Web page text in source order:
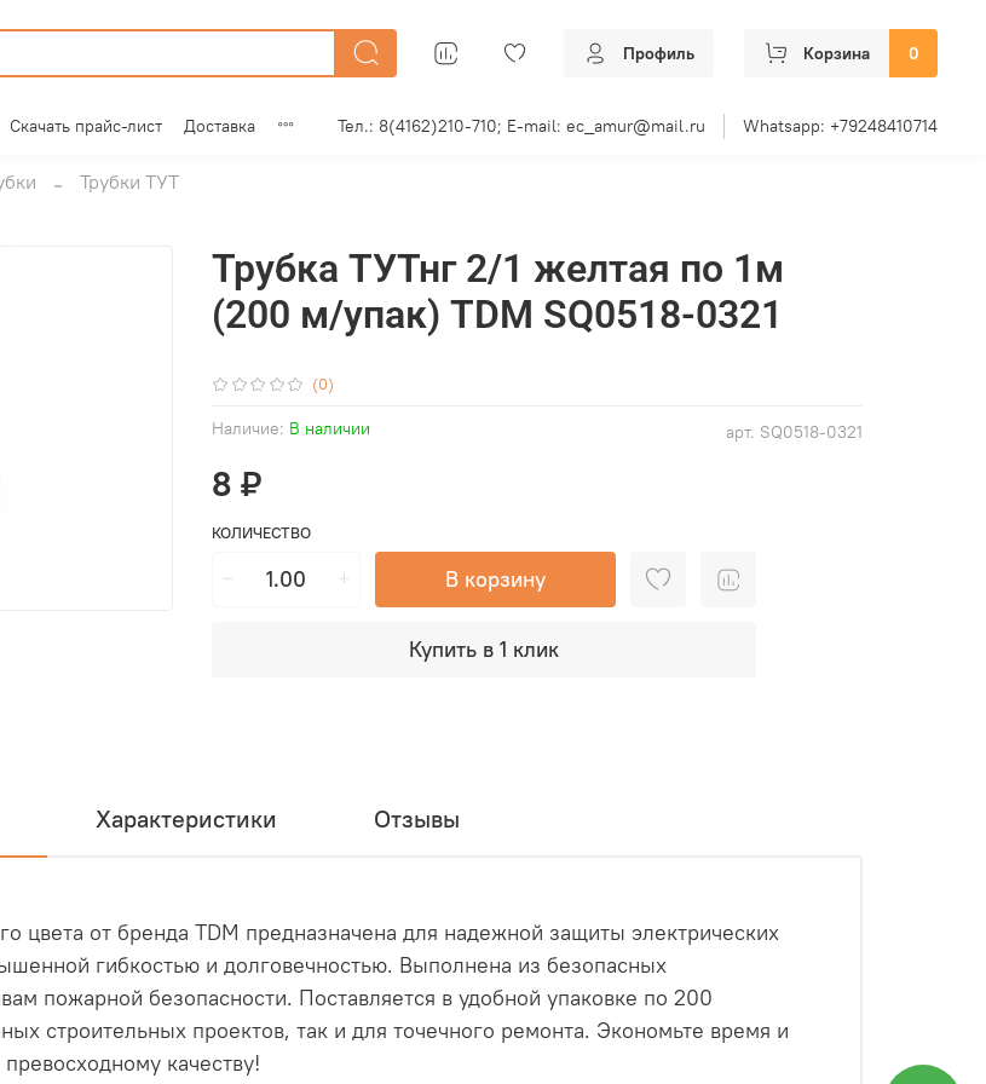
Профиль Корзина 0
Скачать прайс-лист Доставка Тел.: 8(4162)210-710; E-mail: ec_amur@mail.ru Whatsapp: +79248410714
Трубки ТУТ
(0)
арт. SQ0518-0321
Наличие: В наличии
Трубка ТУТнг 2/1 желтая по 1м
(200 м/упак) TDM SQ0518-0321
8 ₽
КОЛИЧЕСТВО
В корзину
Купить в 1 клик
Характеристики Отзывы
цвета от бренда TDM предназначена для надежной защиты электрических
гибкостью и долговечностью. Выполнена из безопасных
пожарной безопасности. Поставляется в удобной упаковке по 200
строительных проектов, так и для точечного ремонта. Экономьте время и
качеству!